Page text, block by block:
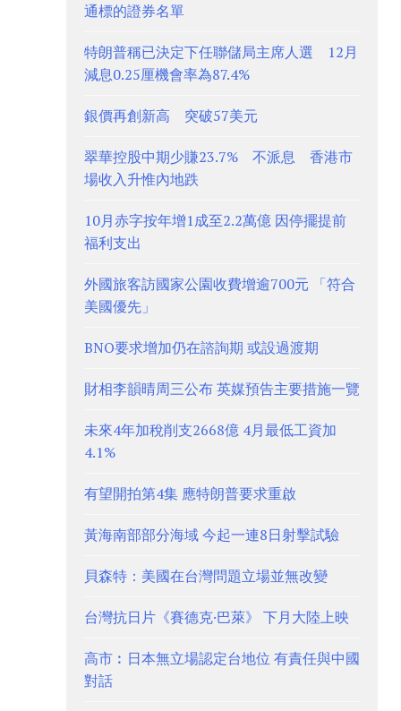
通標的證券名單
特朗普稱已決定下任聯儲局主席人選 12月
減息0.25厘機會率為87.4%
銀價再創新高 突破57美元
翠華控股中期少賺23.7% 不派息 香港市
場收入升惟內地跌
10月赤字按年增1成至2.2萬億 因停擺提前
福利支出
外國旅客訪國家公園收費增逾700元 「符合
美國優先」
BNO要求增加仍在諮詢期 或設過渡期
財相李韻晴周三公布 英媒預告主要措施一覽
未來4年加稅削支2668億 4月最低工資加
4.1%
有望開拍第4集 應特朗普要求重啟
黃海南部部分海域 今起一連8日射擊試驗
貝森特：美國在台灣問題立場並無改變
台灣抗日片《賽德克·巴萊》 下月大陸上映
高市︰日本無立場認定台地位 有責任與中國
對話